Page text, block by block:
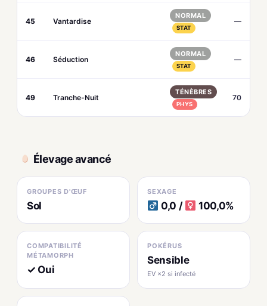
45 Vantardise
NORMAL
STAT
—
46 Séduction
NORMAL
STAT
—
49 Tranche-Nuit
TÉNÈBRES
PHYS
70
Élevage avancé
GROUPES D'ŒUF
Sol
SEXAGE
0,0 / 100,0%
COMPATIBILITÉ
MÉTAMORPH
✓ Oui
POKÉRUS
Sensible
EV ×2 si infecté